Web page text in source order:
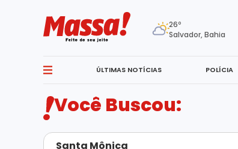
26º
Salvador, Bahia
ÚLTIMAS NOTÍCIAS POLÍCIA
Você Buscou: